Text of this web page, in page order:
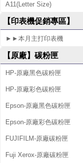
S
S
L
B
P
1
6
2
d
w
A11(Letter Size)
【印表機促銷專區】
►►本月主打印表機
【原廠】碳粉匣
HP-原廠黑色碳粉匣
HP-原廠彩色碳粉匣
Epson-原廠黑色碳粉匣
Epson-原廠彩色碳粉匣
FUJIFILM-原廠碳粉匣
Fuji Xerox-原廠碳粉匣